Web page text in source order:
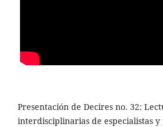
Presentación de Decires no. 32:
interdisciplinarias de especialistas